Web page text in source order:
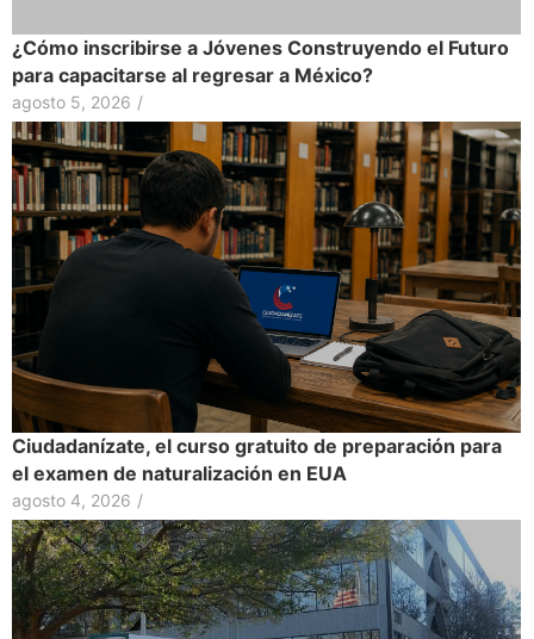
¿Cómo inscribirse a Jóvenes Construyendo el Futuro
para capacitarse al regresar a México?
agosto 5, 2026 /
Ciudadanízate, el curso gratuito de preparación para
el examen de naturalización en EUA
agosto 4, 2026 /